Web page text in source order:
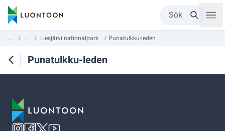
Sök
... ... Liesjärvi nationalpark Punatulkku-leden
Punatulkku-leden